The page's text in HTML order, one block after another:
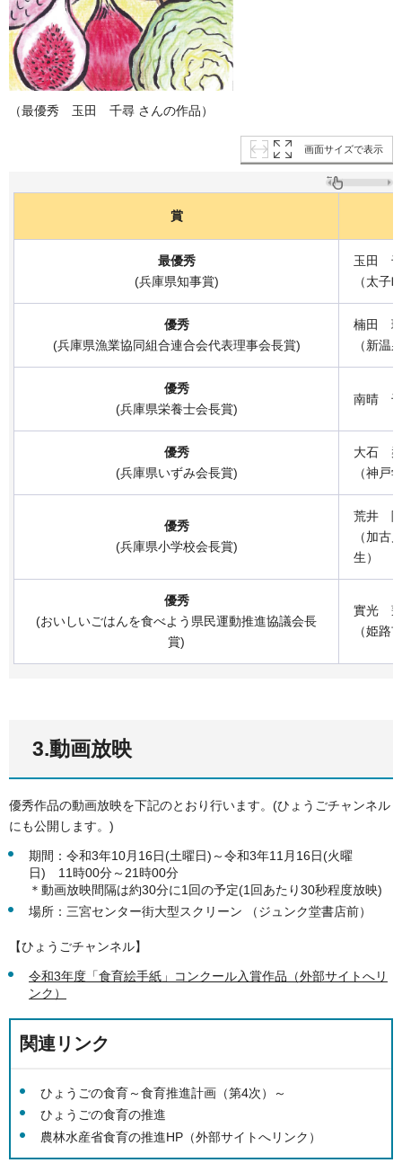
（最優秀 玉田 千尋 さんの作品）
画面サイズで表示
賞
最優秀
(兵庫県知事賞)
玉田
（太子
優秀
(兵庫県漁業協同組合連合会代表理事会長賞)
楠田
（新温
優秀
(兵庫県栄養士会長賞)
南晴
優秀
(兵庫県いずみ会長賞)
大石
（神戸
優秀
(兵庫県小学校会長賞)
荒井
（加古
生）
優秀
(おいしいごはんを食べよう県民運動推進協議会長
賞)
實光
（姫路
3.動画放映
優秀作品の動画放映を下記のとおり行います。(ひょうごチャンネル
にも公開します。)
期間：令和3年10月16日(土曜日)～令和3年11月16日(火曜
日) 11時00分～21時00分
＊動画放映間隔は約30分に1回の予定(1回あたり30秒程度放映)
場所：三宮センター街大型スクリーン （ジュンク堂書店前）
【ひょうごチャンネル】
令和3年度「食育絵手紙」コンクール入賞作品（外部サイトへリ
ンク）
関連リンク
ひょうごの食育～食育推進計画（第4次）～
ひょうごの食育の推進
農林水産省食育の推進HP（外部サイトへリンク）